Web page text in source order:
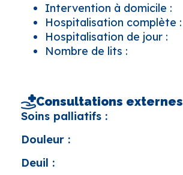
Intervention à domicile :
Hospitalisation complète :
Hospitalisation de jour :
Nombre de lits :
Consultations externes
Soins palliatifs :
Douleur :
Deuil :